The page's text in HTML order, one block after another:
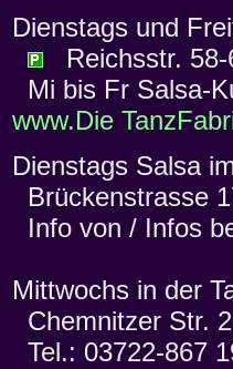
Dienstags und
Reichsstr. 58-
Mi bis Fr Salsa-
www.Die
Dienstags Salsa
Brückenstrasse
Info von / Infos
Mittwochs in der
Chemnitzer Str.
Tel.: 03722-867